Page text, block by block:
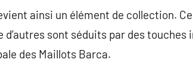
ainsi un élément de collection.
sont séduits par des
des Maillots Barca.